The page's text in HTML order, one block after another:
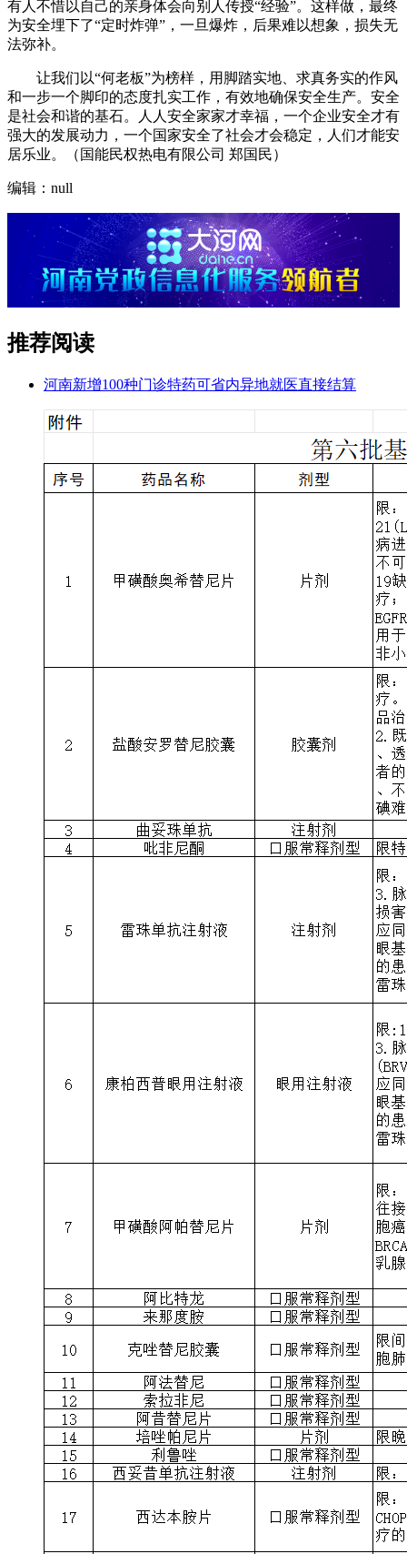
有人不惜以自己的亲身体会向别人传授“经验”。这样做，最终
为安全埋下了“定时炸弹”，一旦爆炸，后果难以想象，损失无
法弥补。
让我们以“何老板”为榜样，用脚踏实地、求真务实的作风
和一步一个脚印的态度扎实工作，有效地确保安全生产。安全
是社会和谐的基石。人人安全家家才幸福，一个企业安全才有
强大的发展动力，一个国家安全了社会才会稳定，人们才能安
居乐业。（国能民权热电有限公司 郑国民）
编辑：null
推荐阅读
河南新增100种门诊特药可省内异地就医直接结算